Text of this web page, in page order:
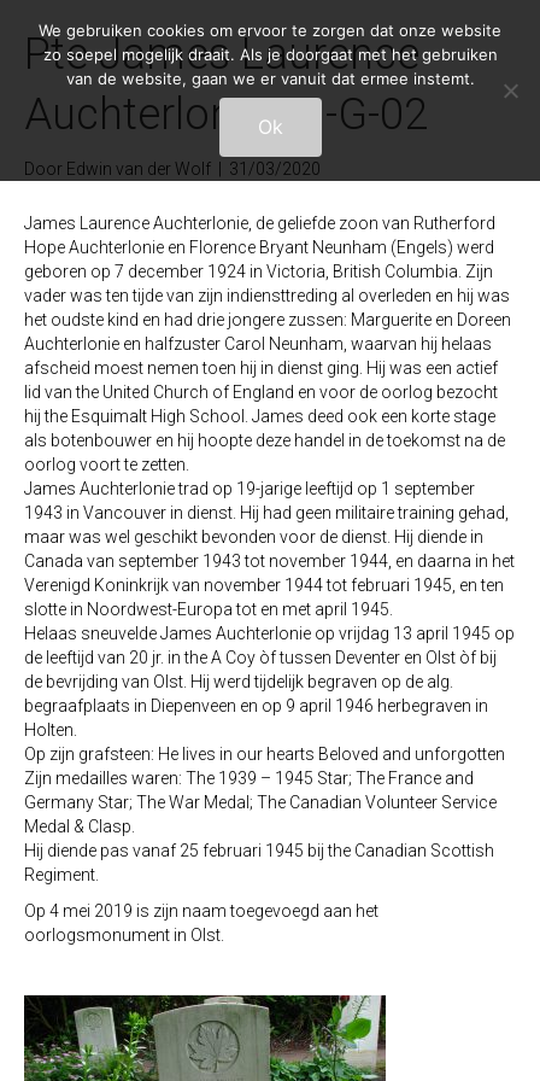
Pte James Laurence
Auchterlonie 11-G-02
Door Edwin van der Wolf 31/03/2020
James Laurence Auchterlonie, de geliefde zoon van Rutherford
Hope Auchterlonie en Florence Bryant Neunham (Engels) werd
geboren op 7 december 1924 in Victoria, British Columbia. Zijn
vader was ten tijde van zijn indiensttreding al overleden en hij was
het oudste kind en had drie jongere zussen: Marguerite en Doreen
Auchterlonie en halfzuster Carol Neunham, waarvan hij helaas
afscheid moest nemen toen hij in dienst ging. Hij was een actief
lid van the United Church of England en voor de oorlog bezocht
hij the Esquimalt High School. James deed ook een korte stage
als botenbouwer en hij hoopte deze handel in de toekomst na de
oorlog voort te zetten.
James Auchterlonie trad op 19-jarige leeftijd op 1 september
1943 in Vancouver in dienst. Hij had geen militaire training gehad,
maar was wel geschikt bevonden voor de dienst. Hij diende in
Canada van september 1943 tot november 1944, en daarna in het
Verenigd Koninkrijk van november 1944 tot februari 1945, en ten
slotte in Noordwest-Europa tot en met april 1945.
Helaas sneuvelde James Auchterlonie op vrijdag 13 april 1945 op
de leeftijd van 20 jr. in the A Coy òf tussen Deventer en Olst òf bij
de bevrijding van Olst. Hij werd tijdelijk begraven op de alg.
begraafplaats in Diepenveen en op 9 april 1946 herbegraven in
Holten.
Op zijn grafsteen: He lives in our hearts Beloved and unforgotten
Zijn medailles waren: The 1939 – 1945 Star; The France and
Germany Star; The War Medal; The Canadian Volunteer Service
Medal & Clasp.
Hij diende pas vanaf 25 februari 1945 bij the Canadian Scottish
Regiment.
Op 4 mei 2019 is zijn naam toegevoegd aan het
oorlogsmonument in Olst.
We gebruiken cookies om ervoor te zorgen dat onze website
zo soepel mogelijk draait. Als je doorgaat met het gebruiken
van de website, gaan we er vanuit dat ermee instemt.
Ok